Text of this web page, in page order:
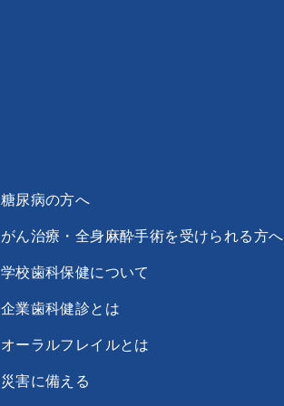
糖尿病の方へ
がん治療・全身麻酔手術を受けられる方へ
学校歯科保健について
企業歯科健診とは
オーラルフレイルとは
災害に備える